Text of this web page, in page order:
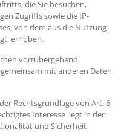
die Sie besuchen,
Zugriffs sowie die IP-
von dem aus die Nutzung
erhoben.
vorrübergehend
mit anderen Daten
Rechtsgrundlage von Art. 6
Interesse liegt in der
und Sicherheit